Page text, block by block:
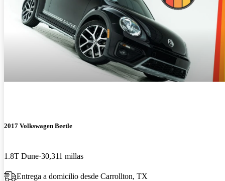
2017 Volkswagen Beetle
1.8T Dune 30,311 millas
Entrega a domicilio desde Carrollton, TX